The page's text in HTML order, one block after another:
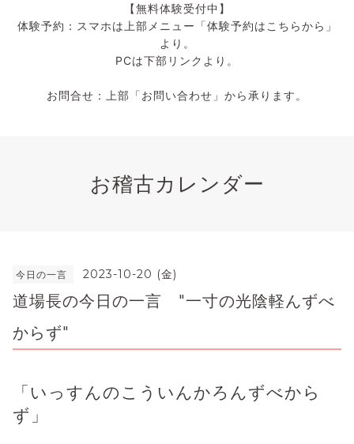
【無料体験受付中】
体験予約：スマホは上部メニュー「体験予約はこちらから」
より。
PCは下部リンクより。
お問合せ：上部「お問い合わせ」から承ります。
お稽古カレンダー
今日の一言 2023-10-20 (金)
道場長の今日の一言 "一寸の光陰軽んずべ
からず"
「いっすんのこういんかろんずべから
ず」